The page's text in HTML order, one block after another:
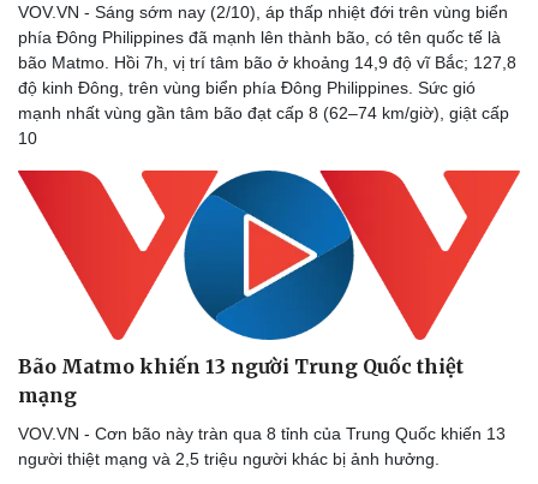
VOV.VN - Sáng sớm nay (2/10), áp thấp nhiệt đới trên vùng biển
phía Đông Philippines đã mạnh lên thành bão, có tên quốc tế là
bão Matmo. Hồi 7h, vị trí tâm bão ở khoảng 14,9 độ vĩ Bắc; 127,8
độ kinh Đông, trên vùng biển phía Đông Philippines. Sức gió
mạnh nhất vùng gần tâm bão đạt cấp 8 (62–74 km/giờ), giật cấp
10
Bão Matmo khiến 13 người Trung Quốc thiệt
mạng
VOV.VN - Cơn bão này tràn qua 8 tỉnh của Trung Quốc khiến 13
người thiệt mạng và 2,5 triệu người khác bị ảnh hưởng.